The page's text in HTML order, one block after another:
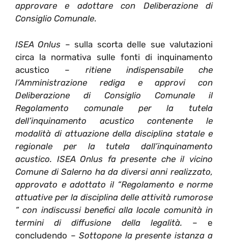
approvare e adottare con Deliberazione di
Consiglio Comunale.
ISEA Onlus – sulla scorta delle sue valutazioni
circa la normativa sulle fonti di inquinamento
acustico – ritiene indispensabile che
l’Amministrazione rediga e approvi con
Deliberazione di Consiglio Comunale il
Regolamento comunale per la tutela
dell’inquinamento acustico contenente le
modalità di attuazione della disciplina statale e
regionale per la tutela dall’inquinamento
acustico. ISEA Onlus fa presente che il vicino
Comune di Salerno ha da diversi anni realizzato,
approvato e adottato il “Regolamento e norme
attuative per la disciplina delle attività rumorose
“ con indiscussi benefici alla locale comunità in
termini di diffusione della legalità. – e
concludendo – Sottopone la presente istanza a